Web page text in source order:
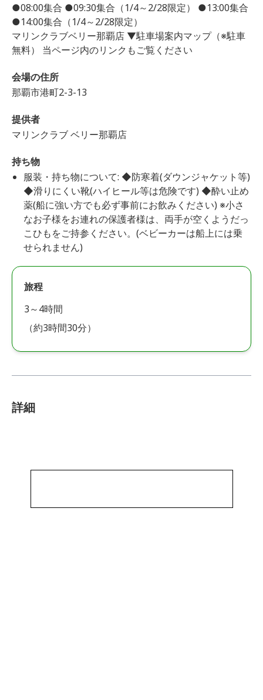
●08:00集合 ●09:30集合（1/4～2/28限定） ●13:00集合
●14:00集合（1/4～2/28限定）
マリンクラブベリー那覇店 ▼駐車場案内マップ（※駐車
無料） 当ページ内のリンクもご覧ください
会場の住所
那覇市港町2-3-13
提供者
マリンクラブ ベリー那覇店
持ち物
服装・持ち物について: ◆防寒着(ダウンジャケット等)
◆滑りにくい靴(ハイヒール等は危険です) ◆酔い止め
薬(船に強い方でも必ず事前にお飲みください) ※小さ
なお子様をお連れの保護者様は、両手が空くようだっ
こひもをご持参ください。(ベビーカーは船上には乗
せられません)
旅程
3～4時間
（約3時間30分）
詳細